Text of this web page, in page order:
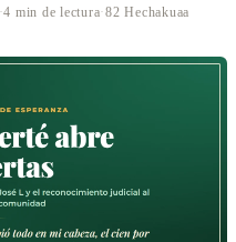
·4 min de lectura·82 Hechakuaa